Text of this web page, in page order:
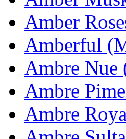
Amber
Amberful
Ambre Nue
Ambre
Ambre